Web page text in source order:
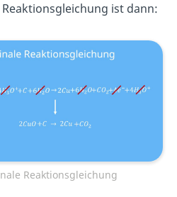
ist dann:
Reaktionsgleichung